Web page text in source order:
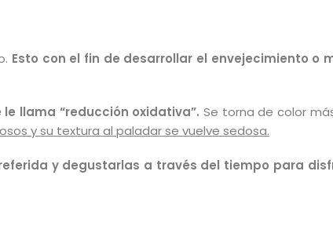
Esto con el fin de desarrollar el envejecimiento o
llama “reducción oxidativa”. Se torna de color
y su textura al paladar se vuelve sedosa.
y degustarlas a través del tiempo para